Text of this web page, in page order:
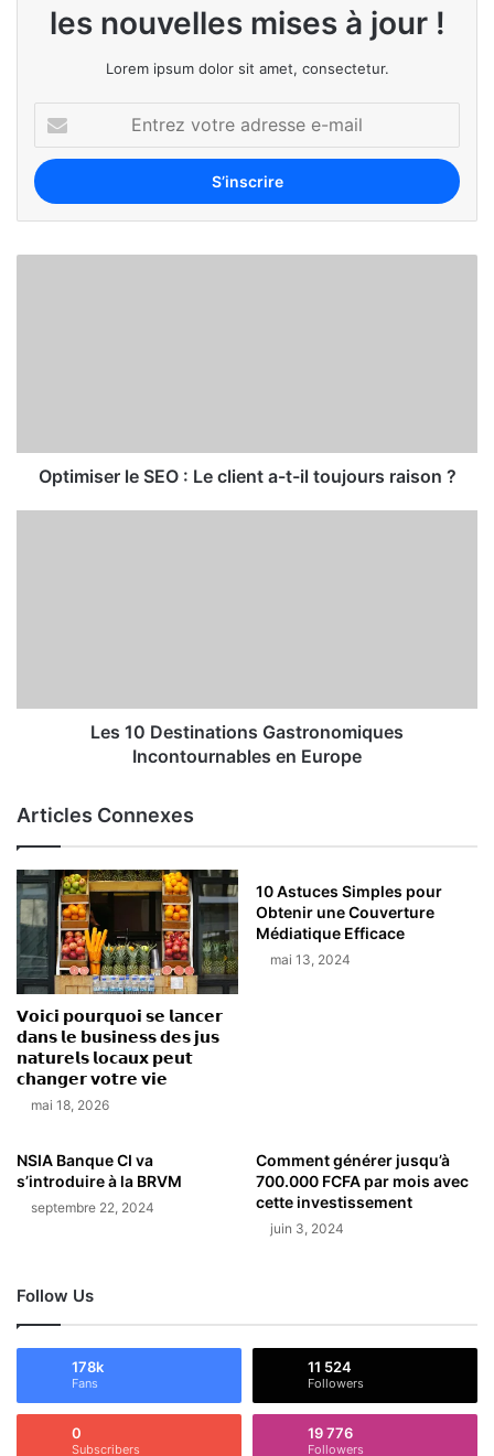
les nouvelles mises à jour !
Lorem ipsum dolor sit amet, consectetur.
Optimiser le SEO : Le client a-t-il toujours raison ?
Les 10 Destinations Gastronomiques
Incontournables en Europe
Articles Connexes
𝗩𝗼𝗶𝗰𝗶 𝗽𝗼𝘂𝗿𝗾𝘂𝗼𝗶 𝘀𝗲 𝗹𝗮𝗻𝗰𝗲𝗿
𝗱𝗮𝗻𝘀 𝗹𝗲 𝗯𝘂𝘀𝗶𝗻𝗲𝘀𝘀 𝗱𝗲𝘀 𝗷𝘂𝘀
𝗻𝗮𝘁𝘂𝗿𝗲𝗹𝘀 𝗹𝗼𝗰𝗮𝘂𝘅 𝗽𝗲𝘂𝘁
𝗰𝗵𝗮𝗻𝗴𝗲𝗿 𝘃𝗼𝘁𝗿𝗲 𝘃𝗶𝗲
mai 18, 2026
10 Astuces Simples pour
Obtenir une Couverture
Médiatique Efficace
mai 13, 2024
NSIA Banque CI va
s’introduire à la BRVM
septembre 22, 2024
Comment générer jusqu’à
700.000 FCFA par mois avec
cette investissement
juin 3, 2024
Follow Us
178k
Fans
11 524
Followers
0
Subscribers
19 776
Followers